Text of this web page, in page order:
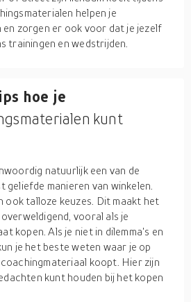
helpen je
zorgen er ook voor dat je jezelf
trainingen en wedstrijden.
hoe je
kunt
natuurlijk een van de
geliefde manieren van winkelen.
ook talloze keuzes. Dit maakt het
vooral als je
kopen. Als je niet in dilemma's en
je het beste weten waar je op
koopt. Hier zijn
kunt houden bij het kopen